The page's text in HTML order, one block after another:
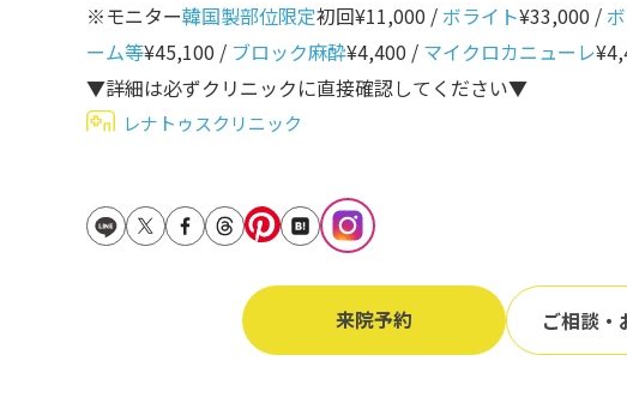
80代
90代
Region
東京
名古屋
仙台
※モニター韓国製部位限定初回¥11,000 / ボライト¥33,000 /
ーム等¥45,100 / ブロック麻酔¥4,400 / マイクロカニューレ
▼詳細は必ずクリニックに直接確認してください▼
レナトゥスクリニック
来院予約 ご相談・